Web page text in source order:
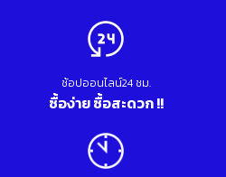
ช้อปออนไลน์24 ชม.
ซื้อง่าย ซื้อสะดวก !!